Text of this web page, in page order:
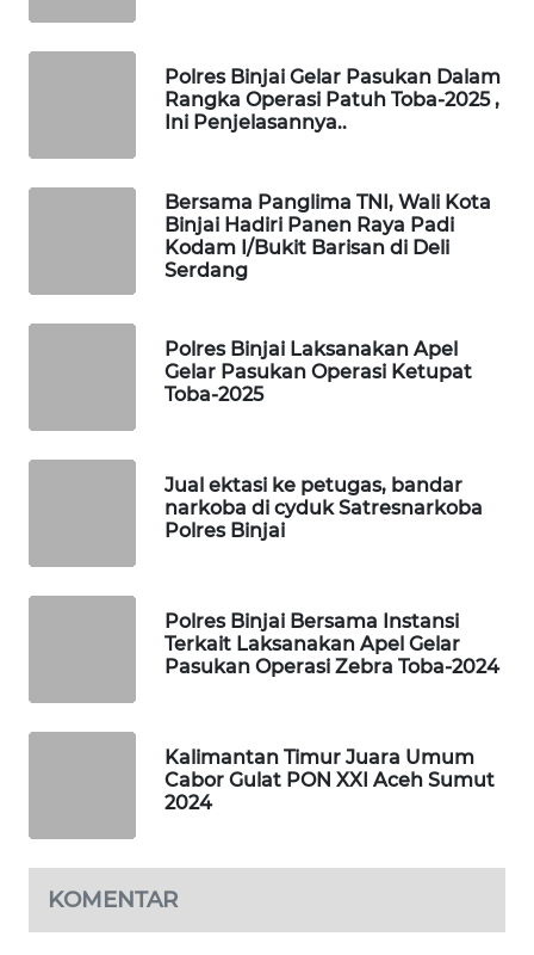
Polres Binjai Gelar Pasukan Dalam
Rangka Operasi Patuh Toba-2025 ,
Ini Penjelasannya..
Bersama Panglima TNI, Wali Kota
Binjai Hadiri Panen Raya Padi
Kodam I/Bukit Barisan di Deli
Serdang
Polres Binjai Laksanakan Apel
Gelar Pasukan Operasi Ketupat
Toba-2025
Jual ektasi ke petugas, bandar
narkoba di cyduk Satresnarkoba
Polres Binjai
Polres Binjai Bersama Instansi
Terkait Laksanakan Apel Gelar
Pasukan Operasi Zebra Toba-2024
Kalimantan Timur Juara Umum
Cabor Gulat PON XXI Aceh Sumut
2024
KOMENTAR
WALINKI
ID
KOPEKLIN
PORTAL